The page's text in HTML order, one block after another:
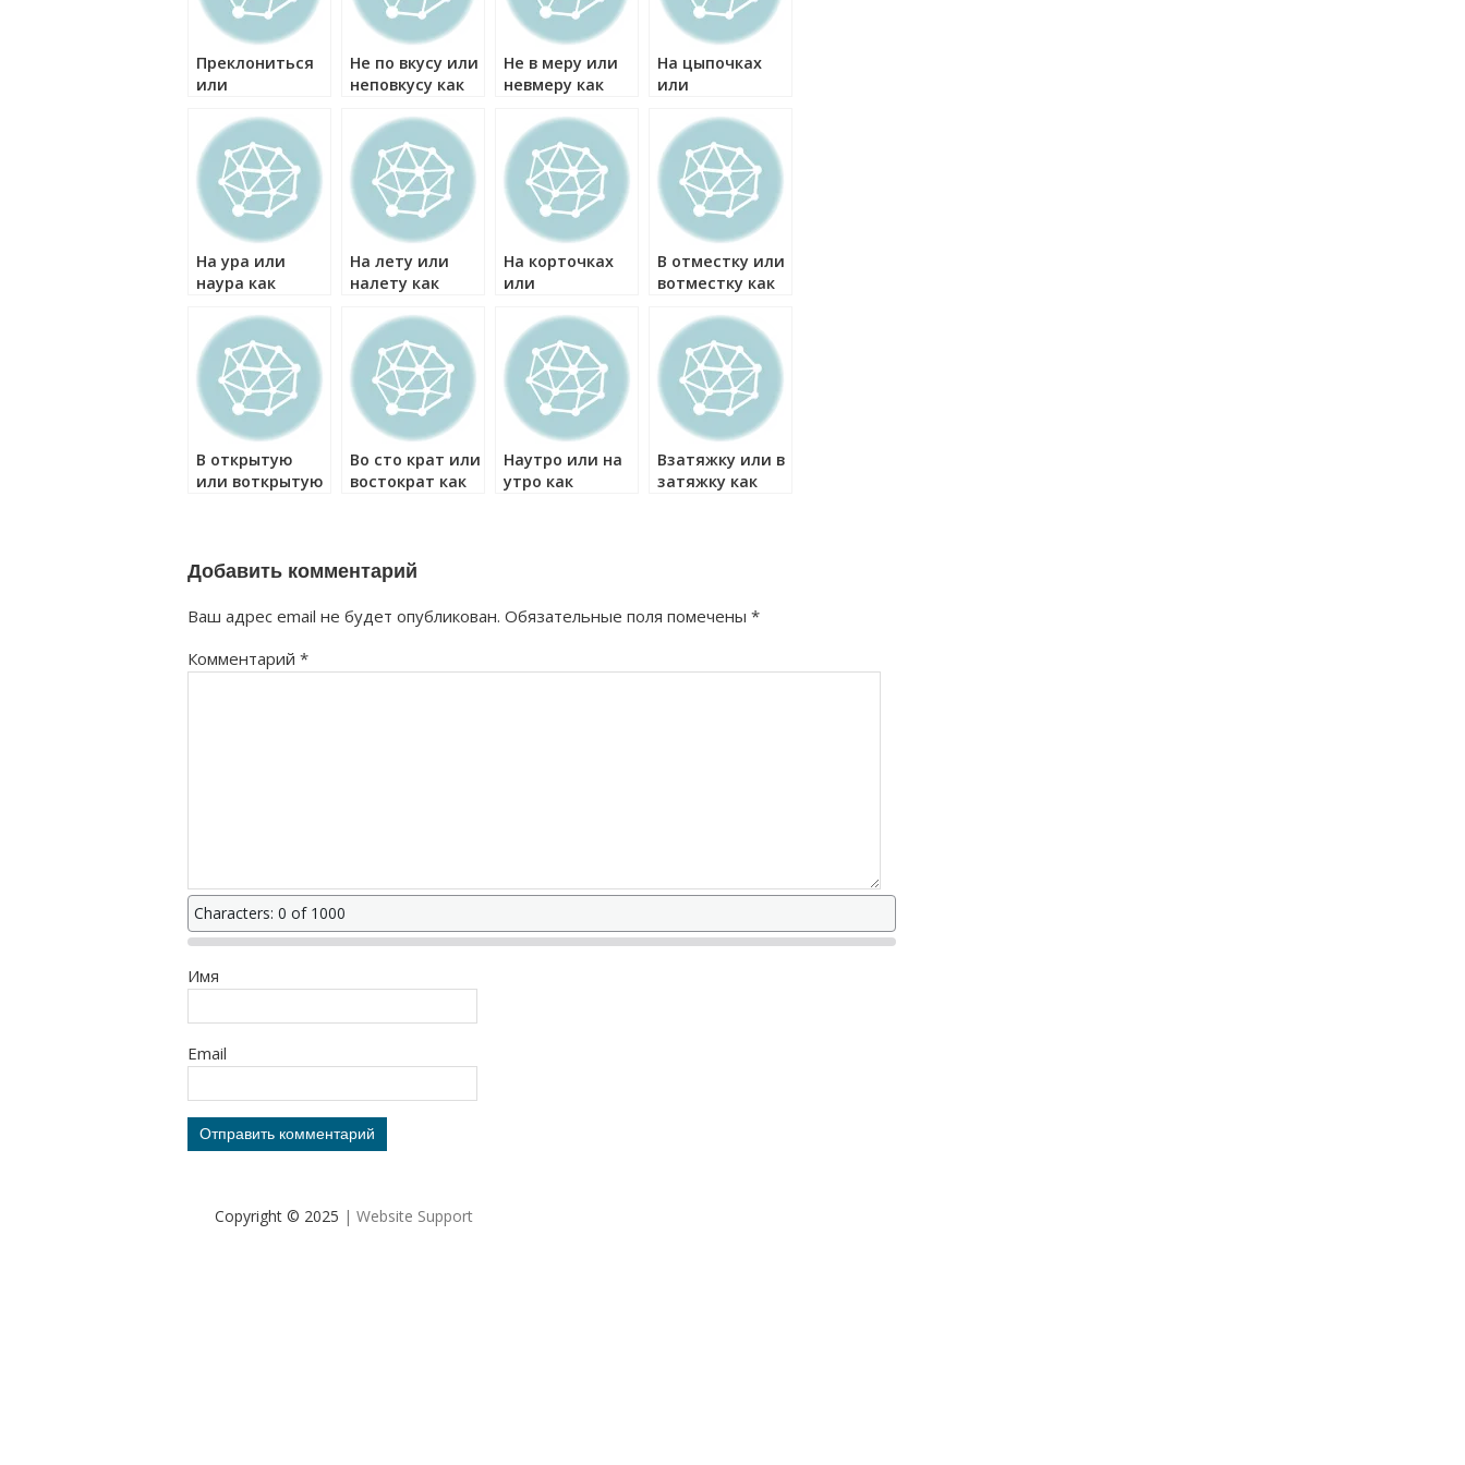
Преклониться
или
как правильно?
Не по вкусу или
неповкусу как
Не в меру или
невмеру как
На цыпочках
или
правильно?
На ура или
наура как
На лету или
налету как
На корточках
или
как правильно?
В отместку или
вотместку как
В открытую
или воткрытую
Во сто крат или
востократ как
Наутро или на
утро как
Взатяжку или в
затяжку как
Добавить комментарий
Ваш адрес email не будет опубликован. Обязательные поля помечены *
Комментарий *
Characters: 0 of 1000
Имя
Email
Copyright © 2025 | Website Support